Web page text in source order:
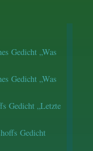
Gedicht „Was
Gedicht „Was
Gedicht „Letzte
Gedicht